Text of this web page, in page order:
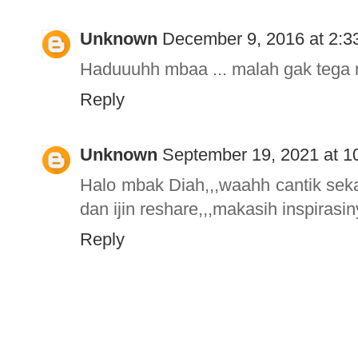
Unknown December 9, 2016 at
Haduuuhh mbaa ... malah gak
Reply
Unknown September 19, 2021 at
Halo mbak Diah,,,waahh cantik
dan ijin reshare,,,makasih
Reply